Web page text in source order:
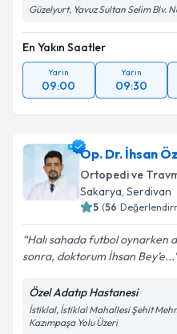
Güzelyurt, Yavuz Sultan Selim Blv.
En Yakın Saatler
Yarın
09:00
Yarın
09:30
Op. Dr. İhsan Öz
Ortopedi ve
Sakarya, Serdivan
5 (56
Halı sahada futbol oynarken
sonra, doktorum İhsan Bey’e...
Özel Adatıp Hastanesi
İstiklal, İstiklal Mahallesi Şehit
Kazımpaşa Yolu Üzeri